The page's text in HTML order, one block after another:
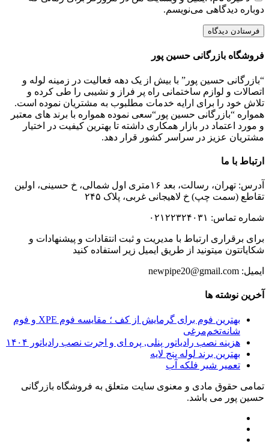
دوباره دیدگاهی می‌نویسم.
فروشگاه بازرگانی حسین پور
“بازرگانی حسین پور” با بیش از یک دهه فعالیت در زمینه لوله و
اتصالات و لوازم ساختمانی راه پر فراز و نشیبی را طی کرده و
تلاش خود را برای ارایه خدمات مطلبوب به مشتریان نموده است.
همواره “بازرگانی حسین پور“سعی نموده همواره با برند های معتبر
و مورد اعتماد در بازار همکاری داشته تا بهترین کیفیت در اختیار
مشتریان عزیز در سراسر کشور قرار دهد.
ارتباط با ما
آدرس: تهران، رسالت، بعد ۱۶متری اول شمالی، خ حسینی، اولین
تقاطع (سمت چپ) خ لاهیجانی غربی، پلاک ۲۴۵
شماره تماس: ۰۲۱۲۲۳۲۴۰۳۱
برای برقراری ارتباط با مدیریت و ثبت انتقادات و پیشنهادات و
شکایاتتون میتونید از طریق ایمیل زیر استفاده کنید
ایمیل: newpipe20@gmail.com
آخرین نوشته ها
بهترین فوم برای گرمایش از کف ؛ مقایسه فوم XPE و فوم
شانه‌تخم‌مرغی
هزینه نصب رادیاتور پنلی, پره ای و اجرت نصب رادیاتور ۱۴۰۴
بهترین برند لوله پنج لایه
تعمیر شیر فلکه آب
تمامی حقوق مادی و معنوی سایت متعلق به فروشگاه بازرگانی
حسین پور می باشد.